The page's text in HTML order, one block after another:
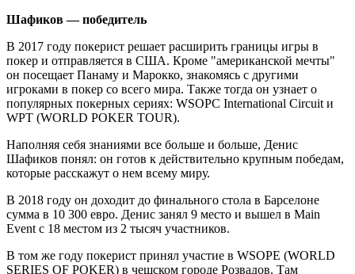
Шафиков — победитель
В 2017 году покерист решает расширить границы игры в
покер и отправляется в США. Кроме "американской мечты"
он посещает Панаму и Марокко, знакомясь с другими
игроками в покер со всего мира. Также тогда он узнает о
популярных покерных сериях: WSOPC International Circuit и
WPT (WORLD POKER TOUR).
Наполняя себя знаниями все больше и больше, Денис
Шафиков понял: он готов к действительно крупным победам,
которые расскажут о нем всему миру.
В 2018 году он доходит до финального стола в Барселоне
сумма в 10 300 евро. Денис занял 9 место и вышел в Main
Event с 18 местом из 2 тысяч участников.
В том же году покерист принял участие в WSOPE (WORLD
SERIES OF POKER) в чешском городе Розвадов. Там